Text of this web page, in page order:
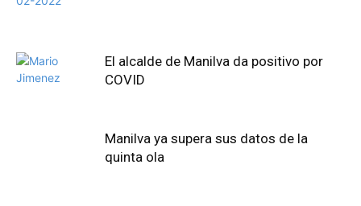
El alcalde de Manilva da positivo por
COVID
Manilva ya supera sus datos de la
quinta ola